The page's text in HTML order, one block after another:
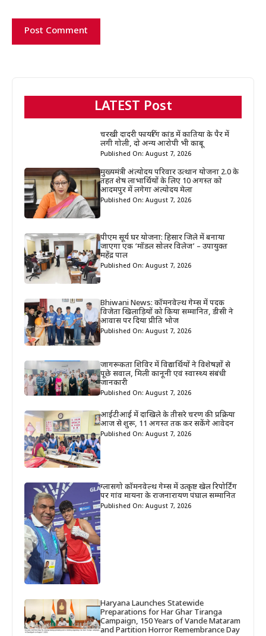
LATEST Post
चरखी दादरी फायरिंग कांड में कातिया के पैर में
लगी गोली, दो अन्य आरोपी भी काबू
Published On: August 7, 2026
मुख्यमंत्री अंत्योदय परिवार उत्थान योजना 2.0 के
तहत शेष लाभार्थियों के लिए 10 अगस्त को
आदमपुर में लगेगा अंत्योदय मेला
Published On: August 7, 2026
पीएम सूर्य घर योजना: हिसार जिले में बनाया
जाएगा एक ‘मॉडल सोलर विलेज’ – उपायुक्त
महेंद्र पाल
Published On: August 7, 2026
Bhiwani News: कॉमनवेल्थ गेम्स में पदक
विजेता खिलाड़ियों को किया सम्मानित, डीसी ने
आवास पर दिया प्रीति भोज
Published On: August 7, 2026
जागरूकता शिविर में विद्यार्थियों ने विशेषज्ञों से
पूछे सवाल, मिली कानूनी एवं स्वास्थ्य संबंधी
जानकारी
Published On: August 7, 2026
आईटीआई में दाखिले के तीसरे चरण की प्रक्रिया
आज से शुरू, 11 अगस्त तक कर सकेंगे आवेदन
Published On: August 7, 2026
ग्लासगो कॉमनवेल्थ गेम्स में उत्कृष्ट खेल रिपोर्टिंग
पर गांव मायना के राजनारायण पंघाल सम्मानित
Published On: August 7, 2026
Haryana Launches Statewide
Preparations for Har Ghar Tiranga
Campaign, 150 Years of Vande Mataram
and Partition Horror Remembrance Day